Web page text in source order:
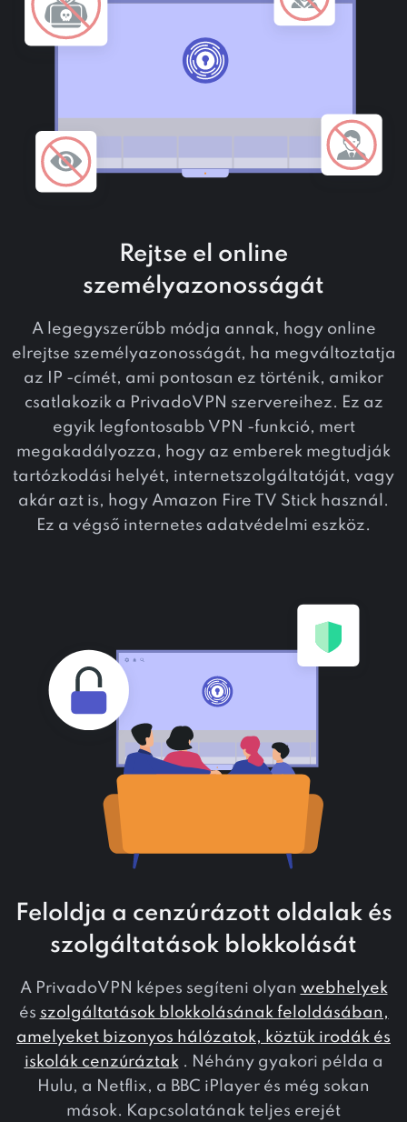
Rejtse el online
személyazonosságát
A legegyszerűbb módja annak, hogy online
elrejtse személyazonosságát, ha megváltoztatja
az IP -címét, ami pontosan ez történik, amikor
csatlakozik a PrivadoVPN szervereihez. Ez az
egyik legfontosabb VPN -funkció, mert
megakadályozza, hogy az emberek megtudják
tartózkodási helyét, internetszolgáltatóját, vagy
akár azt is, hogy Amazon Fire TV Stick használ.
Ez a végső internetes adatvédelmi eszköz.
Feloldja a cenzúrázott oldalak és
szolgáltatások blokkolását
A PrivadoVPN képes segíteni olyan webhelyek
és szolgáltatások blokkolásának feloldásában,
amelyeket bizonyos hálózatok, köztük irodák és
iskolák cenzúráztak. Néhány gyakori példa a
Hulu, a Netflix, a BBC iPlayer és még sokan
mások. Kapcsolatának teljes erejét